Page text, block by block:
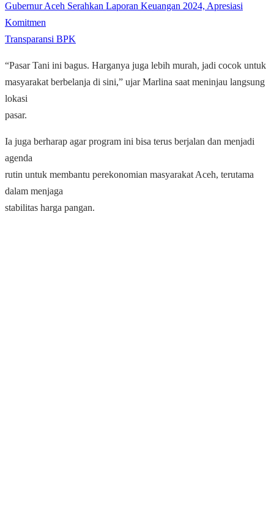
Gubernur Aceh Serahkan Laporan Keuangan 2024, Apresiasi
Komitmen
Transparansi BPK
“Pasar Tani ini bagus. Harganya juga lebih murah, jadi cocok untuk
masyarakat berbelanja di sini,” ujar Marlina saat meninjau langsung
lokasi
pasar.
Ia juga berharap agar program ini bisa terus berjalan dan menjadi
agenda
rutin untuk membantu perekonomian masyarakat Aceh, terutama
dalam menjaga
stabilitas harga pangan.